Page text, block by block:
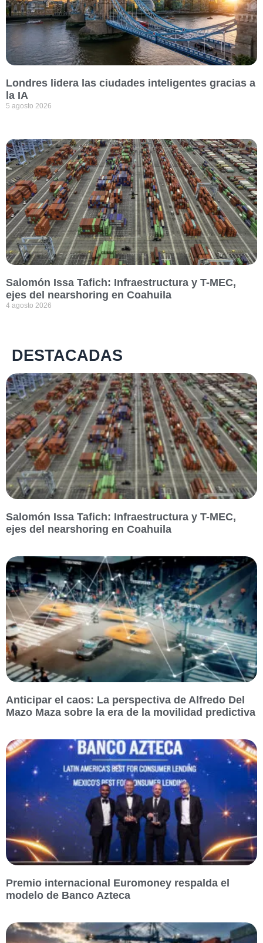
Londres lidera las ciudades inteligentes gracias a
la IA
5 agosto 2026
Salomón Issa Tafich: Infraestructura y T-MEC,
ejes del nearshoring en Coahuila
4 agosto 2026
DESTACADAS
Salomón Issa Tafich: Infraestructura y T-MEC,
ejes del nearshoring en Coahuila
Anticipar el caos: La perspectiva de Alfredo Del
Mazo Maza sobre la era de la movilidad predictiva
Premio internacional Euromoney respalda el
modelo de Banco Azteca